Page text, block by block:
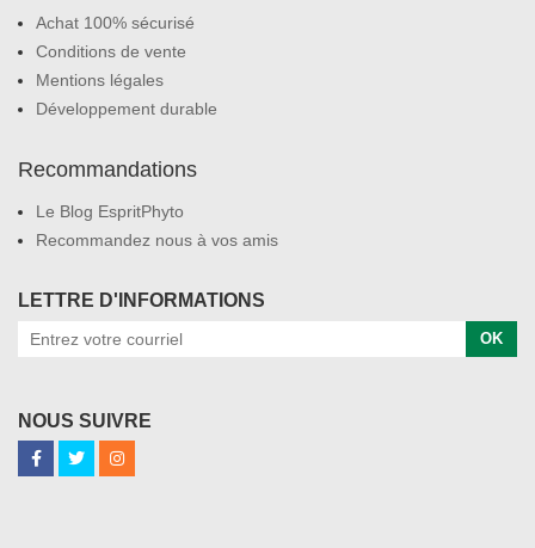
Achat 100% sécurisé
Conditions de vente
Mentions légales
Développement durable
Recommandations
Le Blog EspritPhyto
Recommandez nous à vos amis
LETTRE D'INFORMATIONS
OK
NOUS SUIVRE